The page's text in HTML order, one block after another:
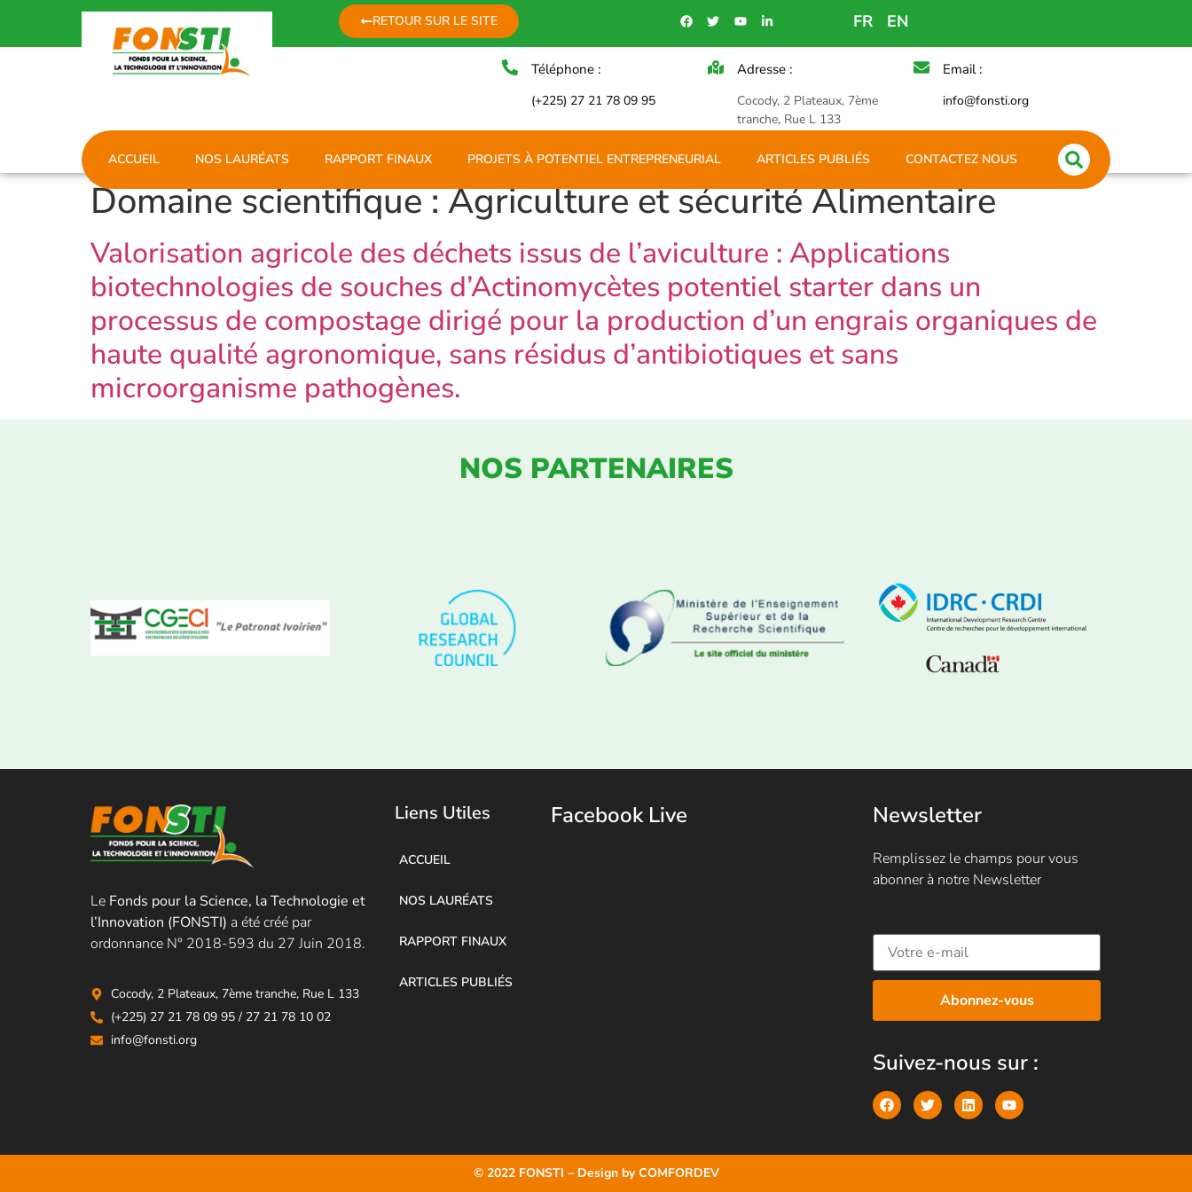
RETOUR SUR LE SITE FR EN
Téléphone :
(+225) 27 21 78 09 95
Adresse :
Cocody, 2 Plateaux, 7ème
tranche, Rue L 133
Email :
info@fonsti.org
ACCUEIL NOS LAURÉATS RAPPORT FINAUX PROJETS À POTENTIEL ENTREPRENEURIAL ARTICLES PUBLIÉS CONTACTEZ NOUS
Domaine scientifique :Agriculture et sécurité Alimentaire
Valorisation agricole des déchets issus de l’aviculture : Applications
biotechnologies de souches d’Actinomycètes potentiel starter dans un
processus de compostage dirigé pour la production d’un engrais organiques de
haute qualité agronomique, sans résidus d’antibiotiques et sans
microorganisme pathogènes.
NOS PARTENAIRES
Le Fonds pour la Science, la Technologie et
l’Innovation (FONSTI) a été créé par
ordonnance N° 2018-593 du 27 Juin 2018.
Cocody, 2 Plateaux, 7ème tranche, Rue L 133
(+225) 27 21 78 09 95 / 27 21 78 10 02
info@fonsti.org
Liens Utiles
ACCUEIL
NOS LAURÉATS
RAPPORT FINAUX
ARTICLES PUBLIÉS
Facebook Live Newsletter
Remplissez le champs pour vous
abonner à notre Newsletter
Suivez-nous sur :
© 2022 FONSTI – Design byCOMFORDEV